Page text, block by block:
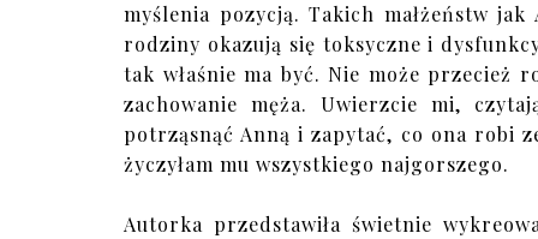
myślenia pozycją. Takich małżeństw
rodziny okazują się toksyczne i
tak właśnie ma być. Nie może przecież
zachowanie męża. Uwierzcie mi,
potrząsnąć Anną i zapytać, co ona robi
życzyłam mu wszystkiego najgorszego.
Autorka przedstawiła świetnie